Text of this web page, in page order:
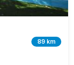
89 km